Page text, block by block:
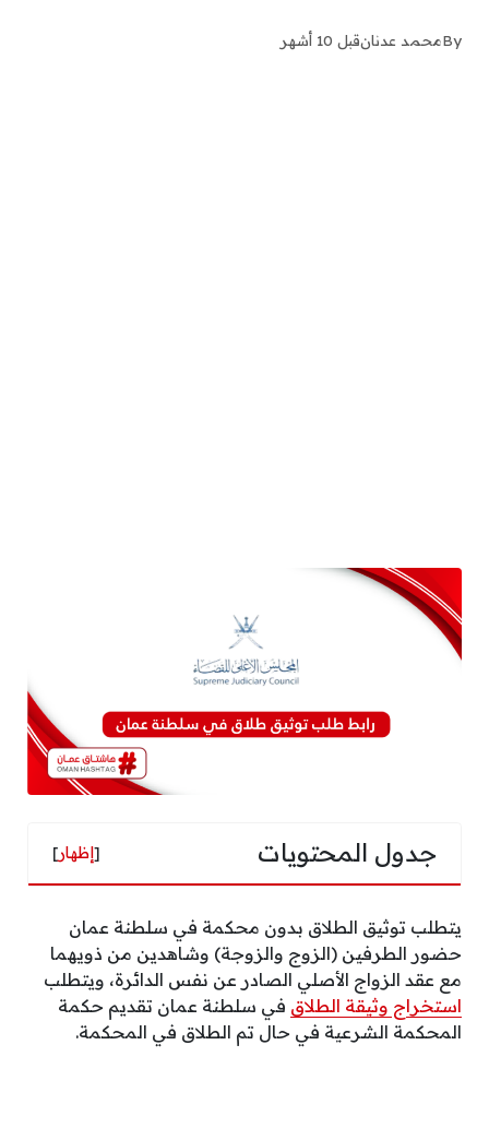
Byمحمد عدنانقبل 10 أشهر
جدول المحتويات [إظهار]
يتطلب توثيق الطلاق بدون محكمة في سلطنة عمان
حضور الطرفين (الزوج والزوجة) وشاهدين من ذويهما
مع عقد الزواج الأصلي الصادر عن نفس الدائرة، ويتطلب
استخراج وثيقة الطلاق في سلطنة عمان تقديم حكمة
المحكمة الشرعية في حال تم الطلاق في المحكمة.